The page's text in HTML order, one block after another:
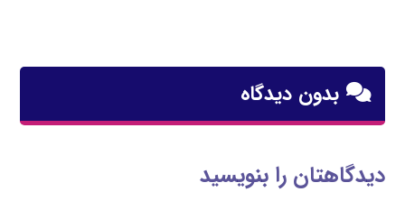
بدون دیدگاه
دیدگاهتان را بنویسید